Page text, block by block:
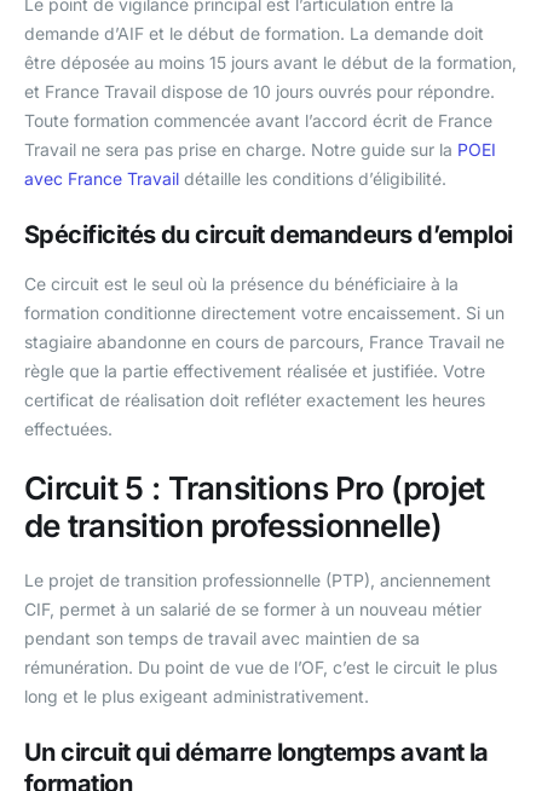
demande d’AIF et le début de formation. La demande doit
être déposée au moins 15 jours avant le début de la formation,
et France Travail dispose de 10 jours ouvrés pour répondre.
Toute formation commencée avant l’accord écrit de France
Travail ne sera pas prise en charge. Notre guide sur la POEI
avec France Travail détaille les conditions d’éligibilité.
Spécificités du circuit demandeurs d’emploi
Ce circuit est le seul où la présence du bénéficiaire à la
formation conditionne directement votre encaissement. Si un
stagiaire abandonne en cours de parcours, France Travail ne
règle que la partie effectivement réalisée et justifiée. Votre
certificat de réalisation doit refléter exactement les heures
effectuées.
Circuit 5 : Transitions Pro (projet
de transition professionnelle)
Le projet de transition professionnelle (PTP), anciennement
CIF, permet à un salarié de se former à un nouveau métier
pendant son temps de travail avec maintien de sa
rémunération. Du point de vue de l’OF, c’est le circuit le plus
long et le plus exigeant administrativement.
Un circuit qui démarre longtemps avant la
formation